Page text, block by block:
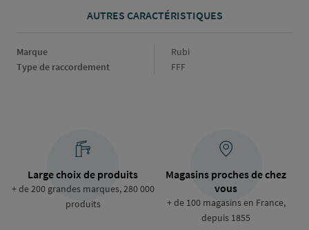
AUTRES CARACTÉRISTIQUES
Marque Marque
Rubi
Type de raccordement
Type
FFF
Large choix de produits
+ de 200 grandes marques, 280 000
produits
Magasins proches de chez
vous
+ de 100 magasins en France,
depuis 1855